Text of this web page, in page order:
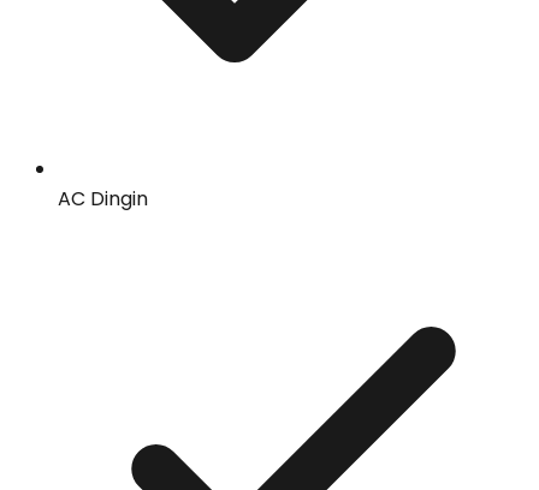
AC Dingin